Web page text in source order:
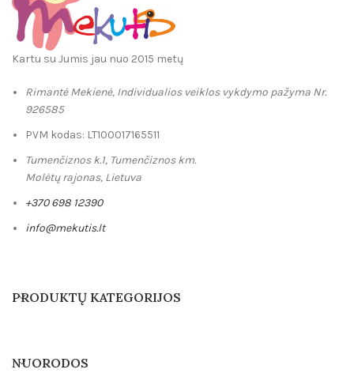
Kartu su Jumis jau nuo 2015 metų
Rimantė Mekienė, Individualios veiklos vykdymo pažyma Nr.
926585
PVM kodas: LT100017165511
Tumenčiznos k.1, Tumenčiznos km.
Molėtų rajonas, Lietuva
+370 698 12390
info@mekutis.lt
PRODUKTŲ KATEGORIJOS
NUORODOS